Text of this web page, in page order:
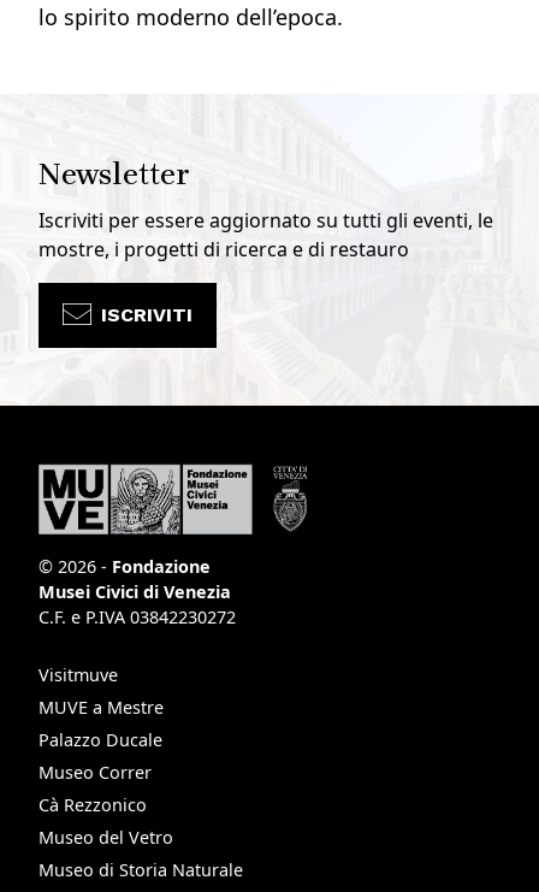
lo spirito moderno dell’epoca.
Newsletter
Iscriviti per essere aggiornato su tutti gli eventi, le
mostre, i progetti di ricerca e di restauro
ISCRIVITI
© 2026 - Fondazione
Musei Civici di Venezia
C.F. e P.IVA 03842230272
Visitmuve
MUVE a Mestre
Palazzo Ducale
Museo Correr
Cà Rezzonico
Museo del Vetro
Museo di Storia Naturale